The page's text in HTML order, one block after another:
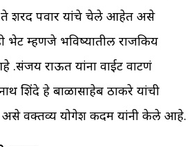
शरद पवार यांचे चेले आहेत असे
भेट म्हणजे भविष्यातील राजकिय
.संजय राऊत यांना वाईट वाटणं
शिंदे हे बाळासाहेब ठाकरे यांची
वक्तव्य योगेश कदम यांनी केले आहे.